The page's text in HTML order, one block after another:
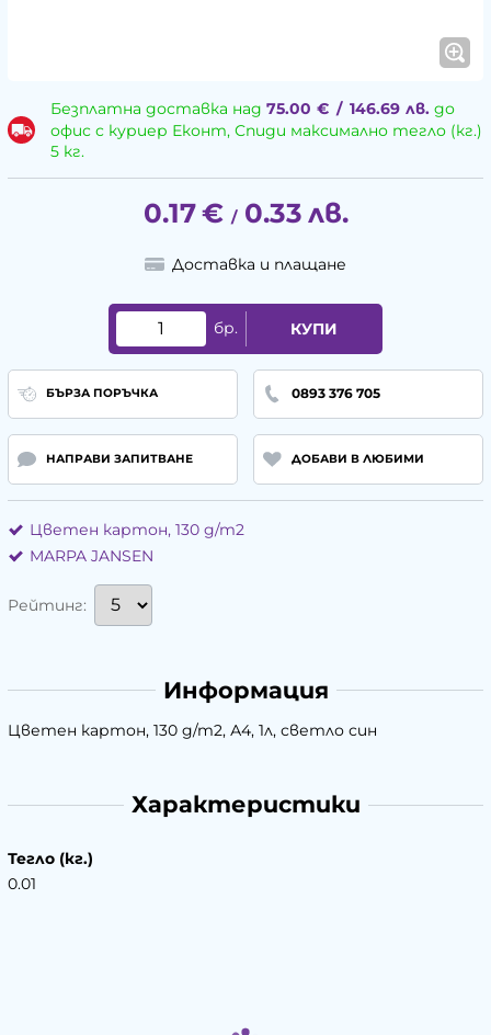
Безплатна доставка над 75.00 € / 146.69 лв.до
офис с куриер Еконт, Спиди максимално тегло (кг.)
5 кг.
0.17€ / 0.33 лв.
Доставка и плащане
бр. КУПИ
БЪРЗА ПОРЪЧКА 0893 376 705
НАПРАВИ ЗАПИТВАНЕ ДОБАВИ В ЛЮБИМИ
Цветен картон, 130 g/m2
MARPA JANSEN
Рейтинг:
Информация
Цветен картон, 130 g/m2, А4, 1л, светло син
Характеристики
Тегло (кг.)
0.01